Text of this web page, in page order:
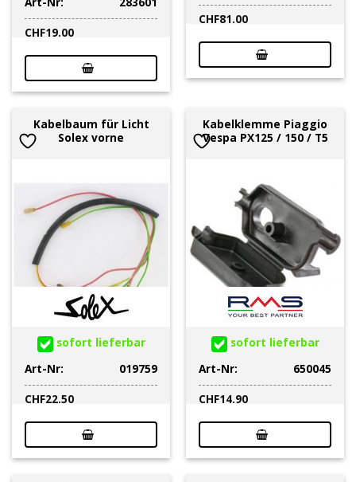
CHF19.00
CHF81.00
Kabelbaum für Licht
Solex vorne
sofort lieferbar
Art-Nr:
019759
CHF22.50
Kabelklemme Piaggio
Vespa PX125 / 150 / T5
sofort lieferbar
Art-Nr:
650045
CHF14.90